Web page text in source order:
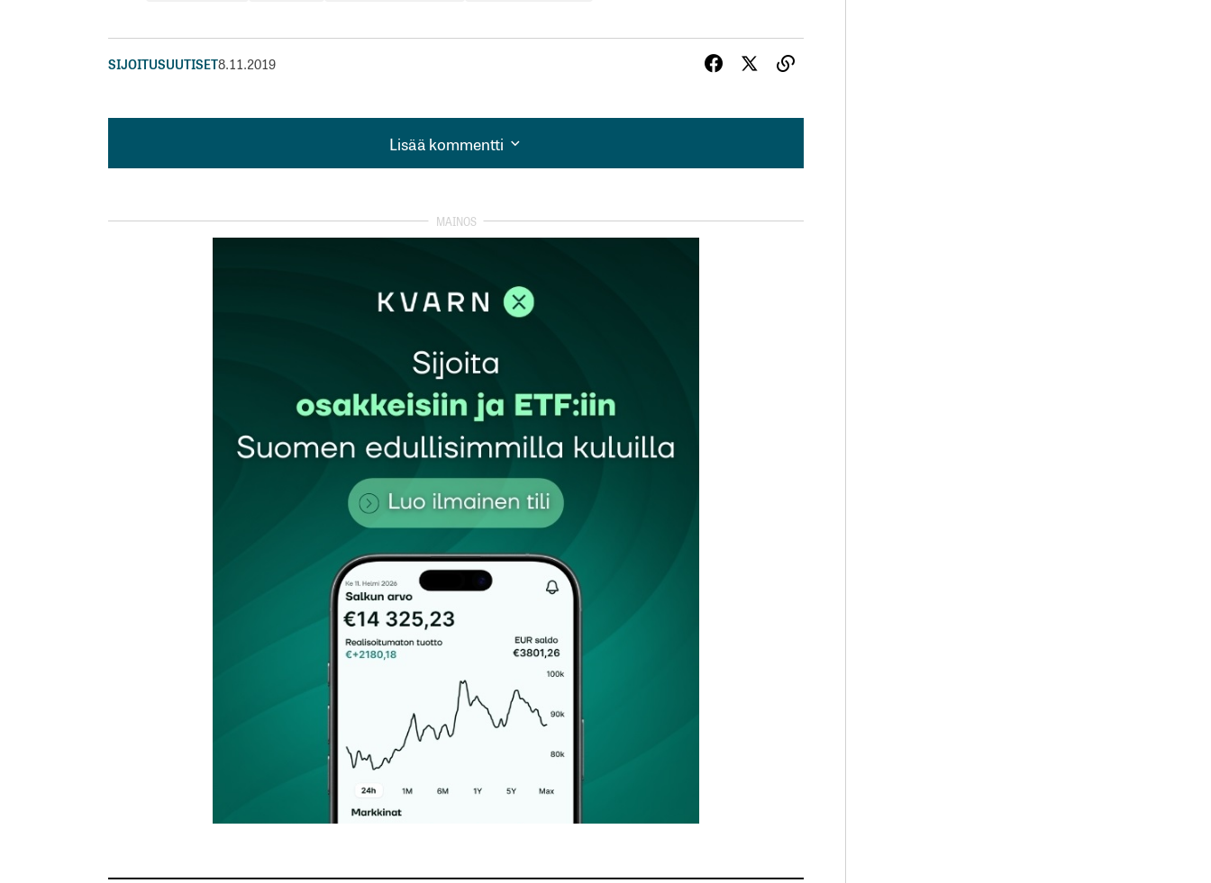
SIJOITUSUUTISET8.11.2019
Lisää kommentti
Lisää kommentti
Sähköpostiosoitteesi
Tilaa SalkunRakentajan uutiskirje